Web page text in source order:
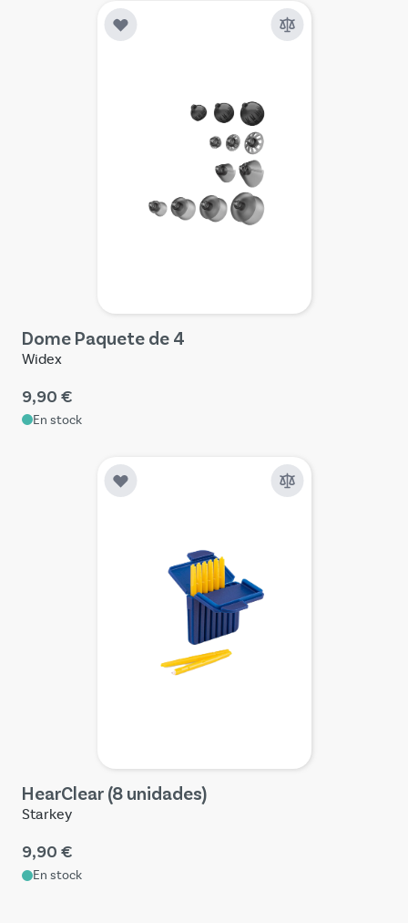
Dome Paquete de 4
Widex
9,90 €
En stock
HearClear (8 unidades)
Starkey
9,90 €
En stock